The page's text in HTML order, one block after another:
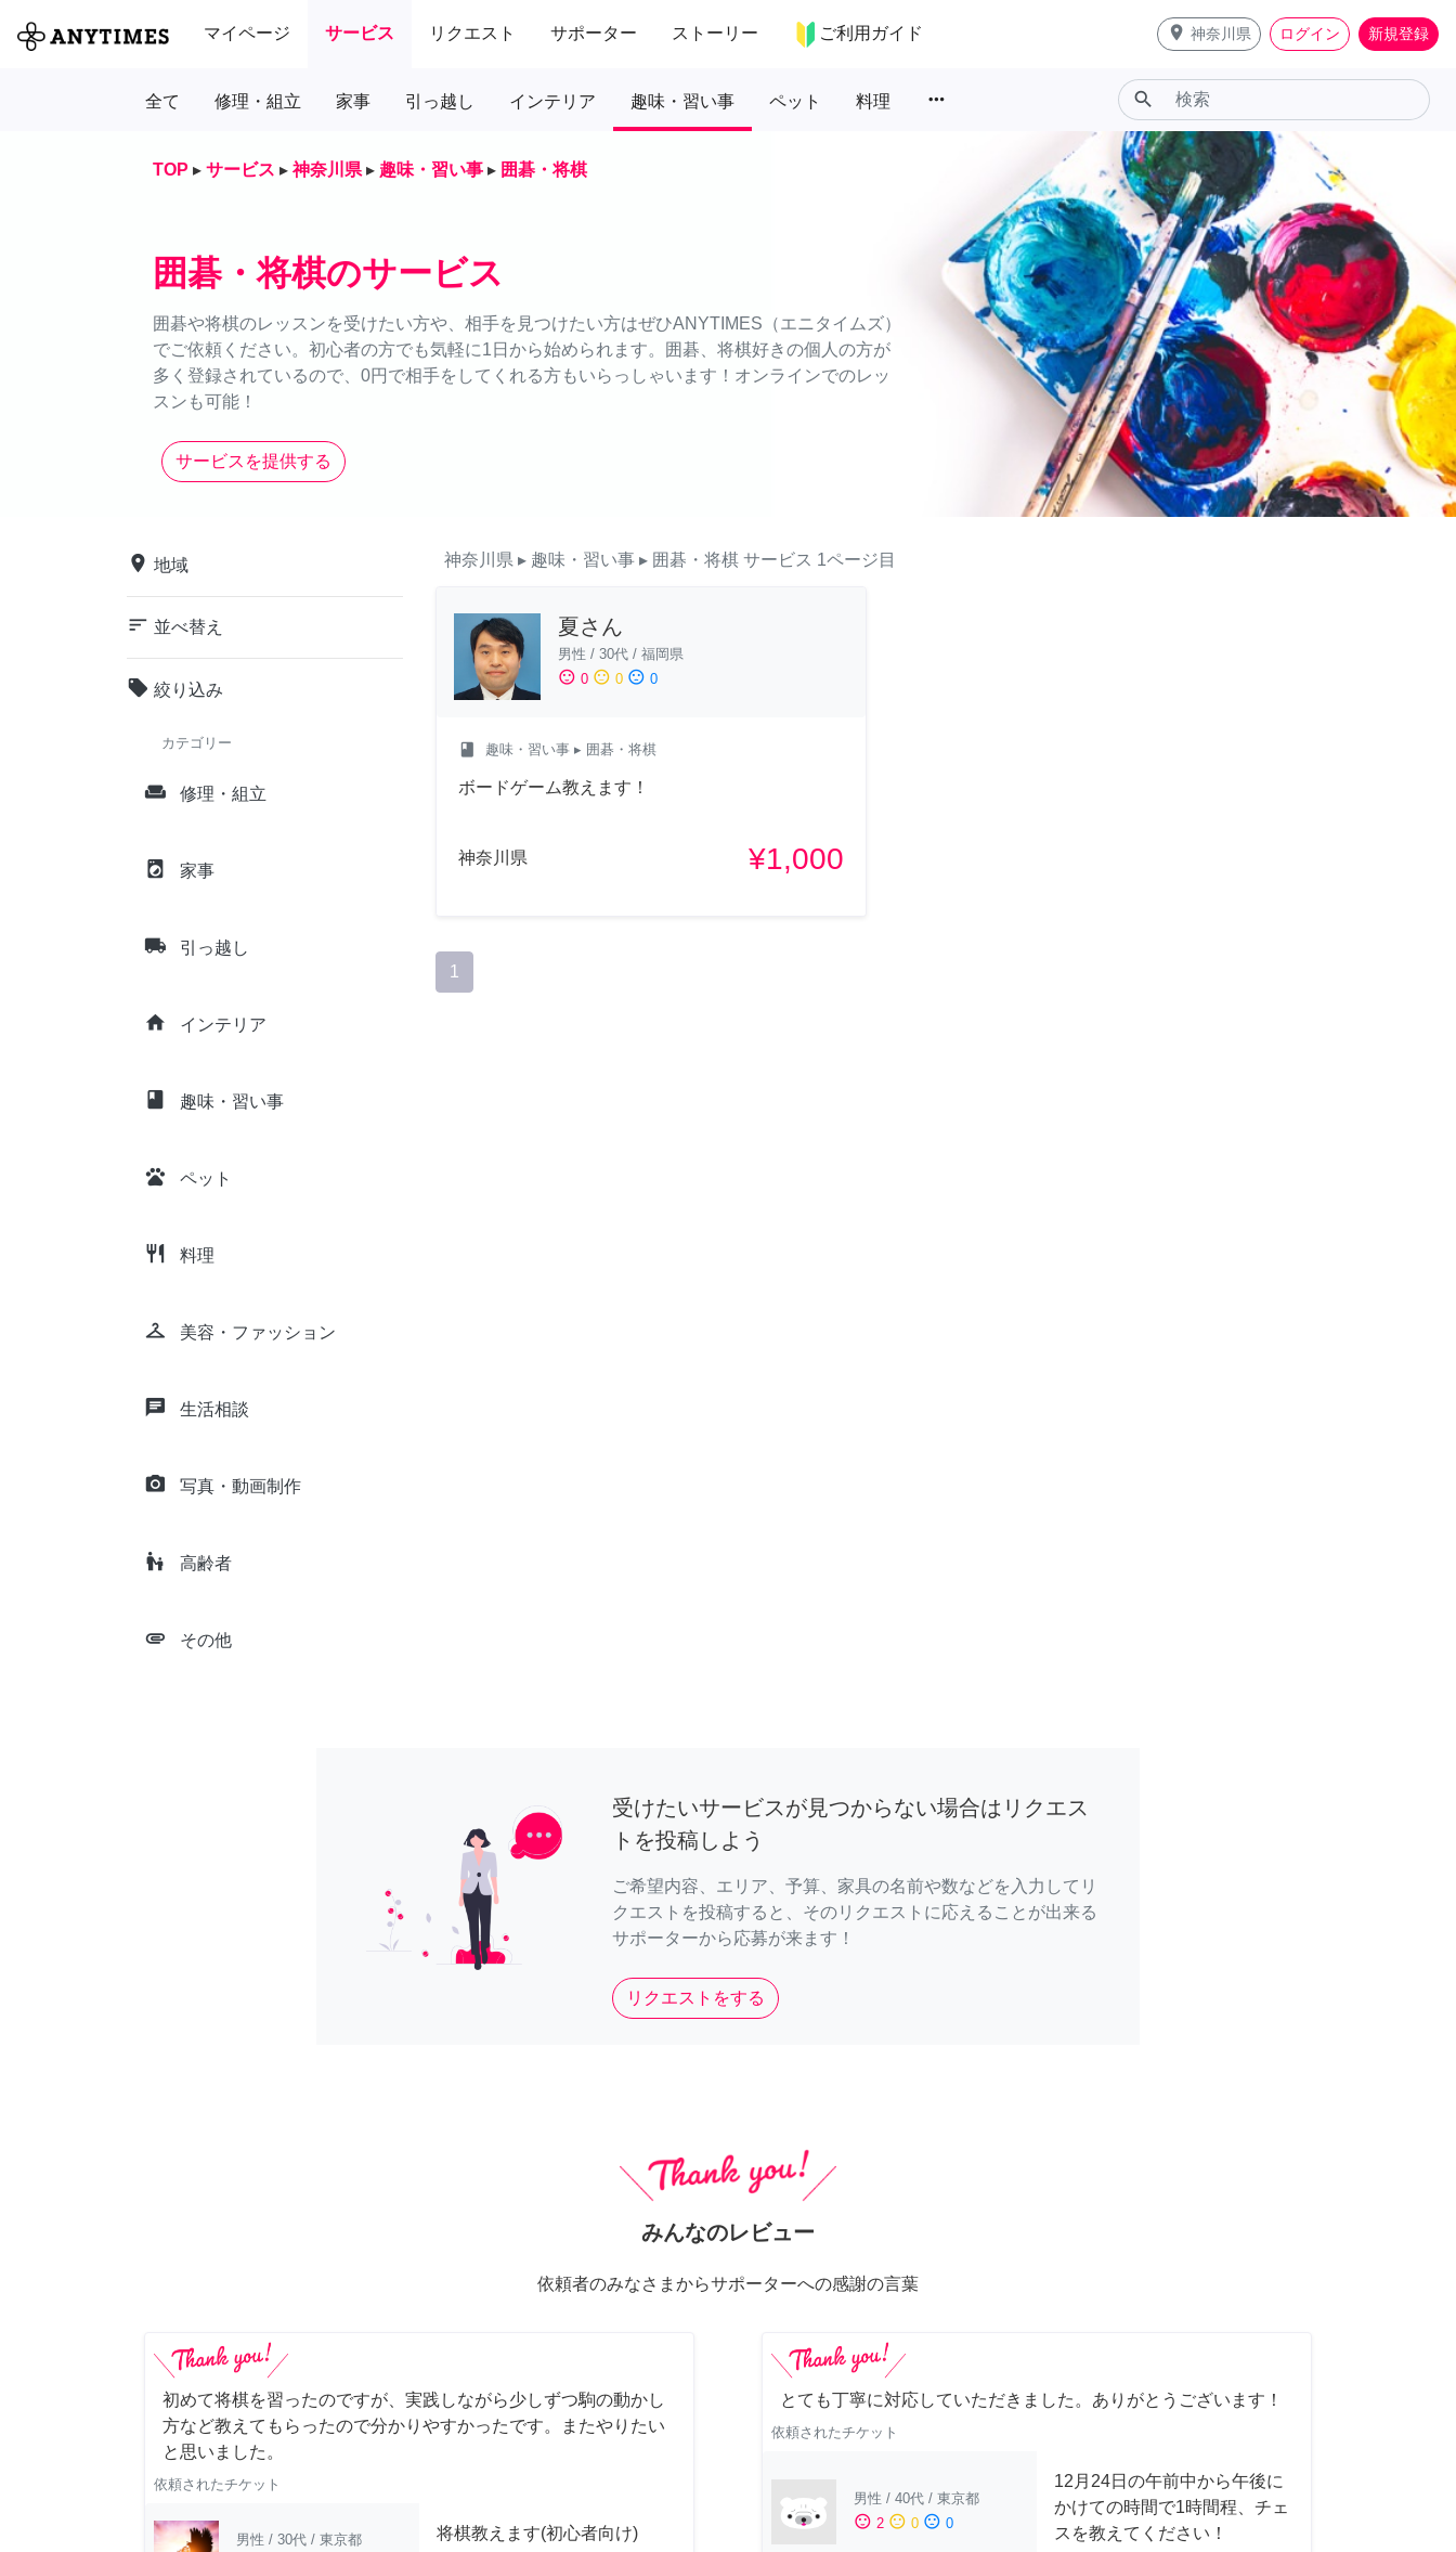
マイページ サービス リクエスト サポーター ストーリー ご利用ガイド place 神奈川県 ログイン 新規登録
全て 修理・組立 家事 引っ越し インテリア 趣味・習い事 ペット 料理 more_horiz search
TOP ▸ サービス ▸ 神奈川県 ▸ 趣味・習い事 ▸ 囲碁・将棋
囲碁・将棋のサービス
囲碁や将棋のレッスンを受けたい方や、相手を見つけたい方はぜひANYTIMES（エニタイムズ）
でご依頼ください。初心者の方でも気軽に1日から始められます。囲碁、将棋好きの個人の方が
多く登録されているので、0円で相手をしてくれる方もいらっしゃいます！オンラインでのレッ
スンも可能！
サービスを提供する
place 地域
sort 並べ替え
local_offer 絞り込み
カテゴリー
weekend 修理・組立
local_laundry_service 家事
local_shipping 引っ越し
home インテリア
class 趣味・習い事
pets ペット
restaurant 料理
checkroom 美容・ファッション
chat 生活相談
camera_alt 写真・動画制作
escalator_warning 高齢者
attachment その他
神奈川県 ▸ 趣味・習い事 ▸ 囲碁・将棋 サービス 1ページ目
夏さん
男性 / 30代 / 福岡県
sentiment_satisfied 0 sentiment_neutral 0 sentiment_dissatisfied 0
class 趣味・習い事 ▸ 囲碁・将棋
ボードゲーム教えます！
神奈川県 ¥1,000
1
受けたいサービスが見つからない場合はリクエス
トを投稿しよう
ご希望内容、エリア、予算、家具の名前や数などを入力してリ
クエストを投稿すると、そのリクエストに応えることが出来る
サポーターから応募が来ます！
リクエストをする
みんなのレビュー
依頼者のみなさまからサポーターへの感謝の言葉
初めて将棋を習ったのですが、実践しながら少しずつ駒の動かし
方など教えてもらったので分かりやすかったです。またやりたい
と思いました。
依頼されたチケット
男性 / 30代 / 東京都 将棋教えます(初心者向け)
とても丁寧に対応していただきました。ありがとうございます！
依頼されたチケット
男性 / 40代 / 東京都
sentiment_satisfied 2 sentiment_neutral 0 sentiment_dissatisfied 0
12月24日の午前中から午後に
かけての時間で1時間程、チェ
スを教えてください！